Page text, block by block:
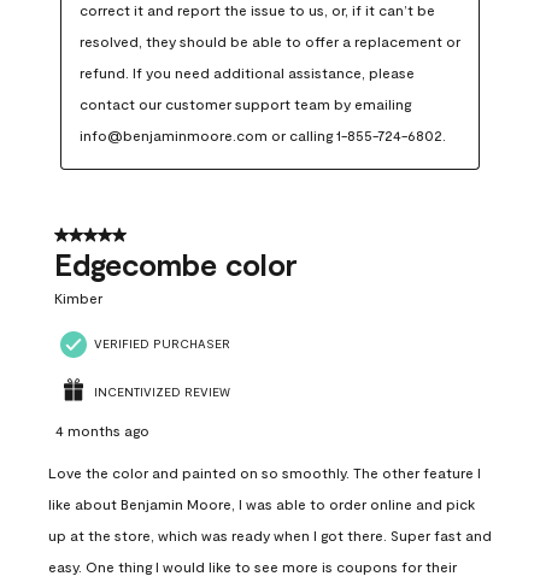
correct it and report the issue to us, or, if it can’t be
resolved, they should be able to offer a replacement or
refund. If you need additional assistance, please
contact our customer support team by emailing
info@benjaminmoore.com or calling 1-855-724-6802.
5 out of 5 stars.
Edgecombe color
Kimber
VERIFIED PURCHASER
INCENTIVIZED REVIEW
4 months ago
Love the color and painted on so smoothly. The other feature I
like about Benjamin Moore, I was able to order online and pick
up at the store, which was ready when I got there. Super fast and
easy. One thing I would like to see more is coupons for their